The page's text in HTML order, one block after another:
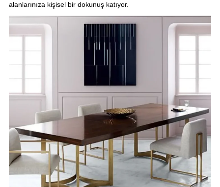
alanlarınıza kişisel bir dokunuş katıyor.